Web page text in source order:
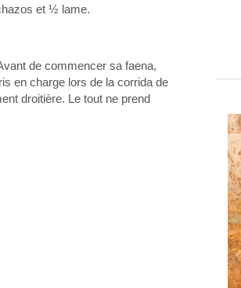
et ½ lame.
de commencer sa faena,
en charge lors de la corrida de
droitière. Le tout ne prend